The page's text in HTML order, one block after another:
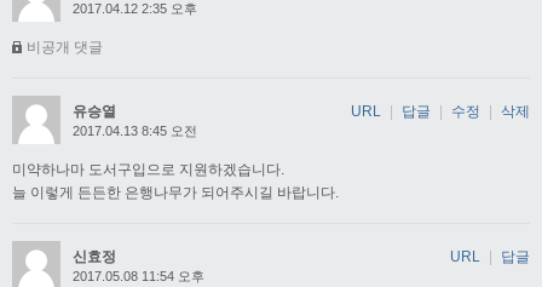
2017.04.12 2:35 오후
비공개 댓글
유승열
2017.04.13 8:45 오전
미약하나마 도서구입으로 지원하겠습니다.
늘 이렇게 든든한 은행나무가 되어주시길 바랍니다.
URL 답글 수정 삭제
신효정
2017.05.08 11:54 오후
URL 답글